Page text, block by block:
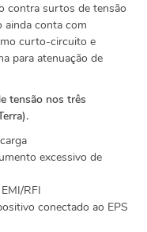
contra surtos de tensão
ainda conta com
curto-circuito e
para atenuação de
tensão nos três
excessivo de
RFI
conectado ao EPS